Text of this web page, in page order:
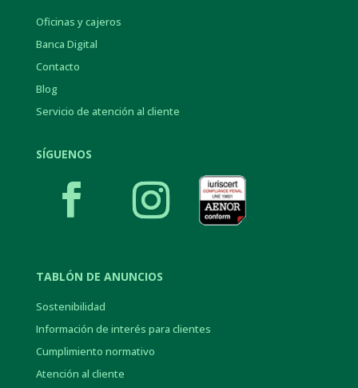
Oficinas y cajeros
Banca Digital
Contacto
Blog
Servicio de atención al cliente
SÍGUENOS
TABLÓN DE ANUNCIOS
Sostenibilidad
Información de interés para clientes
Cumplimiento normativo
Atención al cliente